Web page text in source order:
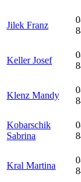
Jilek Franz
Keller Josef
Klenz Mandy
Kobarschik
Sabrina
Kral Martina